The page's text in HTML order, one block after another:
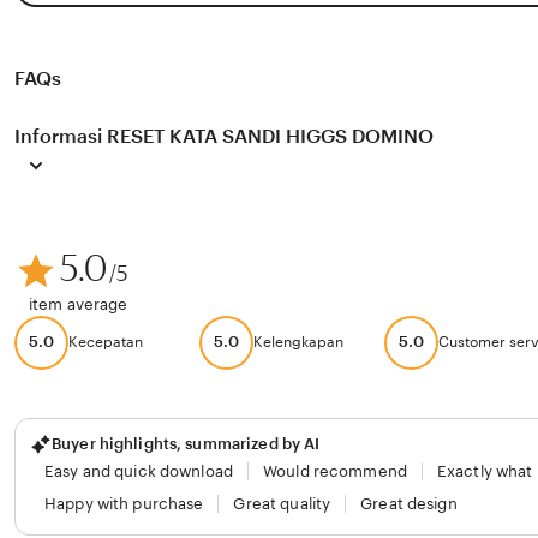
FAQs
Informasi RESET KATA SANDI HIGGS DOMINO
5.0/5
item average
5.0 Kecepatan 5.0 Kelengkapan 5.0 Customer
Buyer highlights, summarized by AI
Easy and quick download
Would recommend
Exactly what
Happy with purchase
Great quality Great design